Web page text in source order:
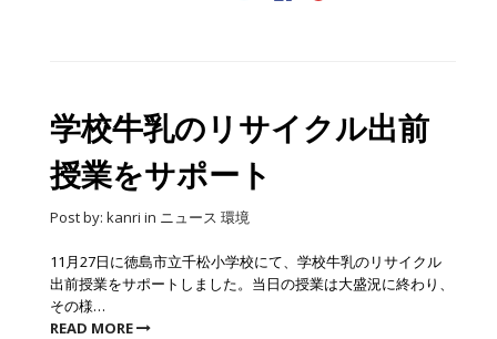
学校牛乳のリサイクル出前
授業をサポート
Post by: kanri in ニュース 環境
11月27日に徳島市立千松小学校にて、学校牛乳のリサイクル
出前授業をサポートしました。当日の授業は大盛況に終わり、
その様…
READ MORE